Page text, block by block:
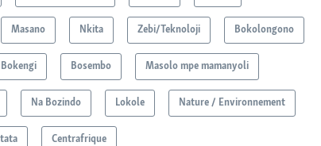
Masano Nkita Zebi/Teknoloji Bokolongono
Bokengi Bosembo Masolo mpe mamanyoli
Na Bozindo Lokole Nature / Environnement
Centrafrique